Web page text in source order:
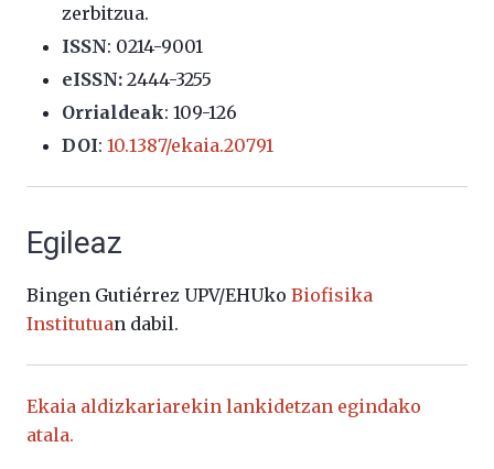
zerbitzua.
ISSN: 0214-9001
eISSN: 2444-3255
Orrialdeak: 109-126
DOI: 10.1387/ekaia.20791
Egileaz
Bingen Gutiérrez UPV/EHUko Biofisika
Institutuan dabil.
Ekaia aldizkariarekin lankidetzan egindako
atala.